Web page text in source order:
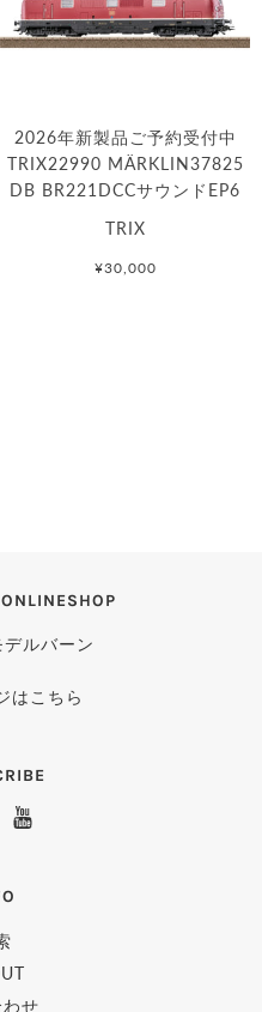
2026年新製品ご予約受付中
TRIX22990 MÄRKLIN37825
DB BR221DCCサウンドEP6
TRIX
¥30,000
ルバーン
はこちら
せ